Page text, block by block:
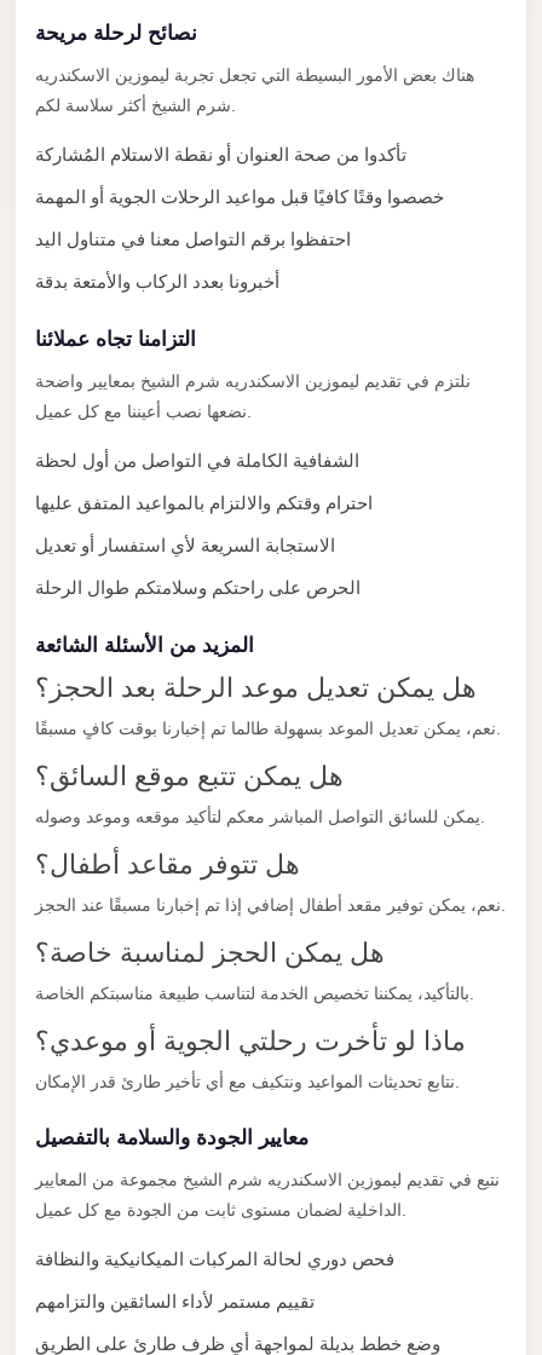
نصائح لرحلة مريحة
هناك بعض الأمور البسيطة التي تجعل تجربة ليموزين الاسكندريه
تأكدوا من صحة العنوان أو نقطة الاستلام المُشاركة
خصصوا وقتًا كافيًا قبل مواعيد الرحلات الجوية أو المهمة
احتفظوا برقم التواصل معنا في متناول اليد
أخبرونا بعدد الركاب والأمتعة بدقة
التزامنا تجاه عملائنا
نلتزم في تقديم ليموزين الاسكندريه شرم الشيخ بمعايير واضحة
الشفافية الكاملة في التواصل من أول لحظة
احترام وقتكم والالتزام بالمواعيد المتفق عليها
الاستجابة السريعة لأي استفسار أو تعديل
الحرص على راحتكم وسلامتكم طوال الرحلة
المزيد من الأسئلة الشائعة
هل يمكن تعديل موعد الرحلة بعد الحجز؟
هل يمكن تتبع موقع السائق؟
هل تتوفر مقاعد أطفال؟
هل يمكن الحجز لمناسبة خاصة؟
ماذا لو تأخرت رحلتي الجوية أو موعدي؟
معايير الجودة والسلامة بالتفصيل
نتبع في تقديم ليموزين الاسكندريه شرم الشيخ مجموعة من المعايير
فحص دوري لحالة المركبات الميكانيكية والنظافة
تقييم مستمر لأداء السائقين والتزامهم
وضع خطط بديلة لمواجهة أي ظرف طارئ على الطريق
Sheikh
Limousine
Saint
Catherine
Transfer
Catherine
Pyramids
with
Driver
Limousine
Service
Alexandria
Limousine
Service
Port
Limousine
October
City
from
Cairo
Airport
North
Coast